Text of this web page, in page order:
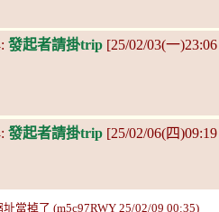
發起者請掛trip [25/02/03(一
發起者請掛trip [25/02/06(四
當掉了 (m5c97RWY 25/02/09 00:35)